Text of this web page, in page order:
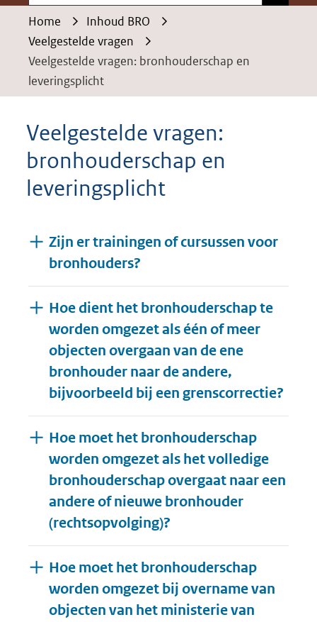
Home
Inhoud BRO
Veelgestelde vragen
Veelgestelde vragen: bronhouderschap en
leveringsplicht
Veelgestelde vragen:
bronhouderschap en
leveringsplicht
Zijn er trainingen of cursussen voor
bronhouders?
Hoe dient het bronhouderschap te
worden omgezet als één of meer
objecten overgaan van de ene
bronhouder naar de andere,
bijvoorbeeld bij een grenscorrectie?
Hoe moet het bronhouderschap
worden omgezet als het volledige
bronhouderschap overgaat naar een
andere of nieuwe bronhouder
(rechtsopvolging)?
Hoe moet het bronhouderschap
worden omgezet bij overname van
objecten van het ministerie van